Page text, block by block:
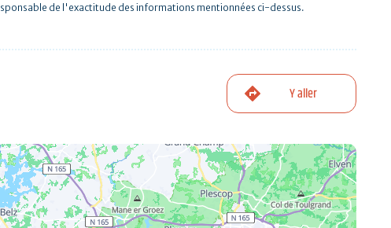
de l'exactitude des informations mentionnées ci-dessus.
Y aller